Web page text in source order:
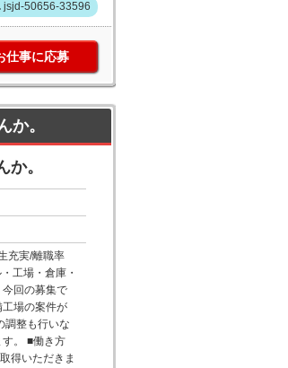
jsjd-50656-33596
仕事に応募
か。
。
充実/離職率
工場・倉庫・
回の募集で
場の案件が
調整も行いな
。 ■働き方
得いただきま